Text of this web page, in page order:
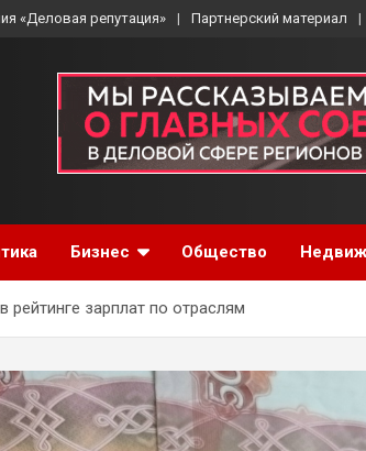
«Деловая репутация» Партнерский материал
Бизнес Общество
зарплат по отраслям